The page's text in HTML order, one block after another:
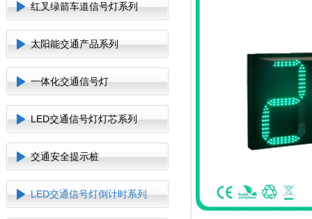
红叉绿箭车道信号灯系列
太阳能交通产品系列
一体化交通信号灯
LED交通信号灯灯芯系列
交通安全提示桩
LED交通信号灯倒计时系列